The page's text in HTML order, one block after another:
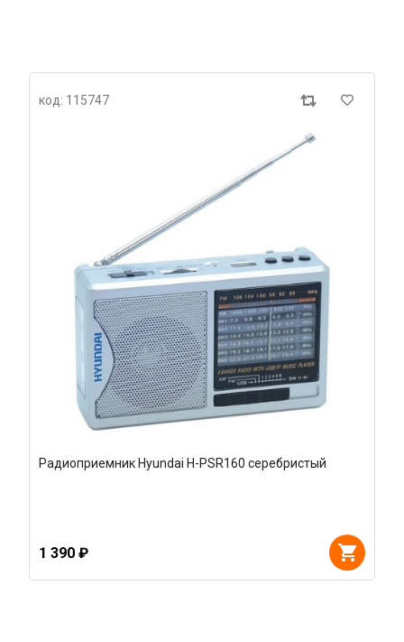
код: 115747
Радиоприемник Hyundai H-PSR160 серебристый
1 390 ₽